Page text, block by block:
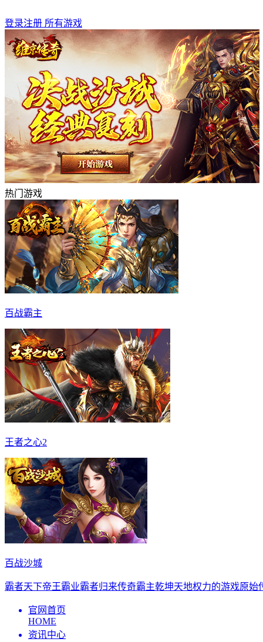
登录注册 所有游戏
热门游戏
百战霸主
王者之心2
百战沙城
霸者天下帝王霸业霸者归来传奇霸主乾坤天地权力的游戏原始
官网首页
HOME
资讯中心